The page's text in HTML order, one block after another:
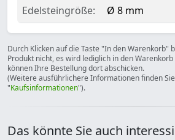
Edelsteingröße: Ø 8 mm
Durch Klicken auf die Taste "In den Warenkorb"
Produkt nicht, es wird lediglich in den Warenkorb
können Ihre Bestellung dort abschicken.
(Weitere ausführlichere Informationen finden
"Kaufsinformationen").
Das könnte Sie auch